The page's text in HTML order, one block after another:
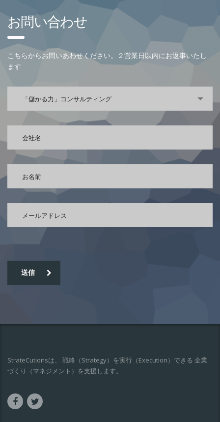
お問い合わせ
こちらからお問いあわせください。２営業日以内にお返事いたし
ます
「儲かる力」コンサルティング
送信
StrateCutionsは、 戦略（Strategy）を実行（Execution）できる 企業
づくり（マネジメント）を支援します。